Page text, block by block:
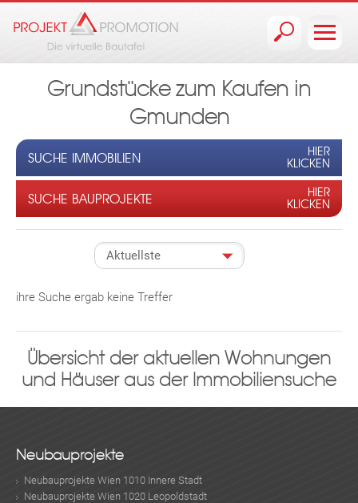
Grundstücke zum Kaufen in
Gmunden
SUCHE IMMOBILIEN
HIER
KLICKEN
SUCHE BAUPROJEKTE
HIER
KLICKEN
ihre Suche ergab keine Treffer
Übersicht der aktuellen Wohnungen
und Häuser aus der Immobiliensuche
Neubauprojekte
Neubauprojekte Wien 1010 Innere Stadt
Neubauprojekte Wien 1020 Leopoldstadt